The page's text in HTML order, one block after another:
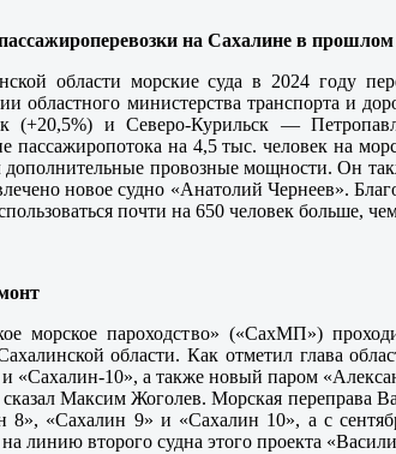
на Сахалине в прошлом
области морские суда в 2024 году
областного министерства транспорта и
и Северо-Курильск —
пассажиропотока на 4,5 тыс. человек на
дополнительные провозные мощности. Он
новое судно «Анатолий Чернеев».
почти на 650 человек больше,
морское пароходство» («СахМП»)
области. Как отметил глава
«Сахалин-10», а также новый паром
Максим Жоголев. Морская
8», «Сахалин 9» и «Сахалин 10», а с
линию второго судна этого проекта